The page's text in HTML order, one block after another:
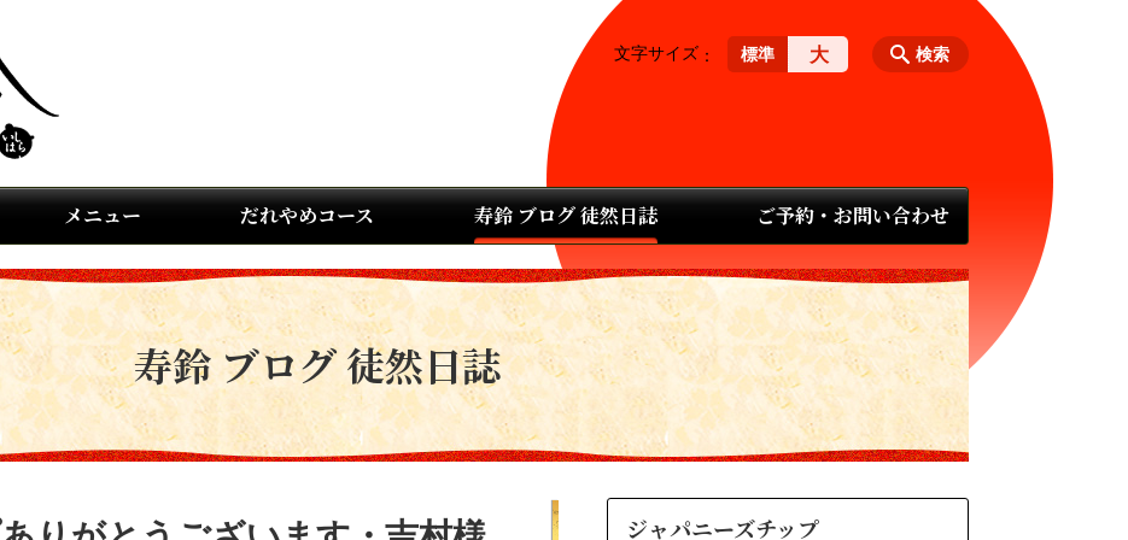
メニュー だれやめコース 寿鈴 ブログ 徒然日誌 ご予約・お問い合わせ
検索
文字サイズ 標準 大
寿鈴 ブログ 徒然日誌
ジャパニーズチップ